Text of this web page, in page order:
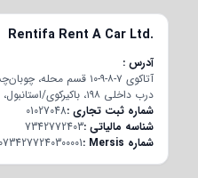
Rentifa Rent A Car Ltd.
آدرس
درب داخلی ۱۹۸، باکیرکوی/استانبول، ترکیه
شماره ثبت تجاری01027048
شناسه مالیاتی7342772403
شماره Mersis
0734277240300001